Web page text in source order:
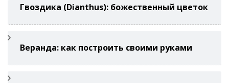
Гвоздикa (Di­anthus): божественный цветок
Веранда: как построить своими руками